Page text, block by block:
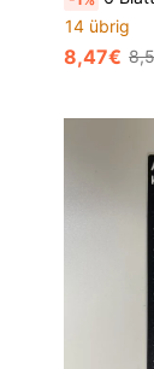
14 übrig
8,47€